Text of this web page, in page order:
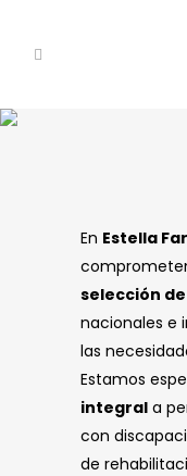
En Estella
selección
nacionales e
las
Estamos
integral a
con
de